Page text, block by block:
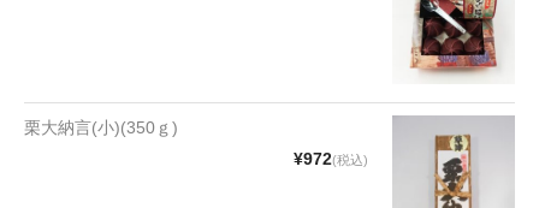
栗大納言(小)(350ｇ)
¥972(税込)